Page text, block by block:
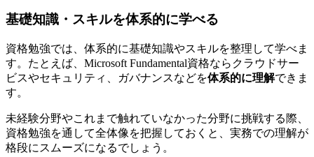
基礎知識・スキルを体系的に学べる
資格勉強では、体系的に基礎知識やスキルを整理して学べま
す。たとえば、Microsoft Fundamental資格ならクラウドサー
ビスやセキュリティ、ガバナンスなどを体系的に理解できま
す。
未経験分野やこれまで触れていなかった分野に挑戦する際、
資格勉強を通して全体像を把握しておくと、実務での理解が
格段にスムーズになるでしょう。